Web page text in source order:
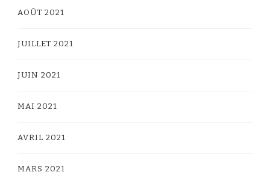
AOÛT 2021
JUILLET 2021
JUIN 2021
MAI 2021
AVRIL 2021
MARS 2021